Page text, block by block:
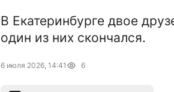
В Екатеринбурге двое
один из них скончался.
6 июля 2026, 14:41 6